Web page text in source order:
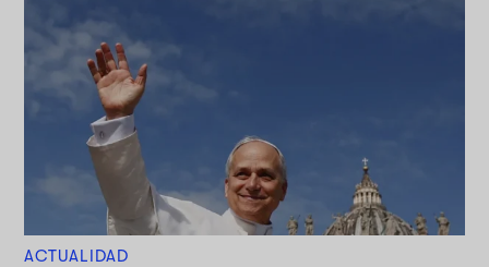
ACTUALIDAD